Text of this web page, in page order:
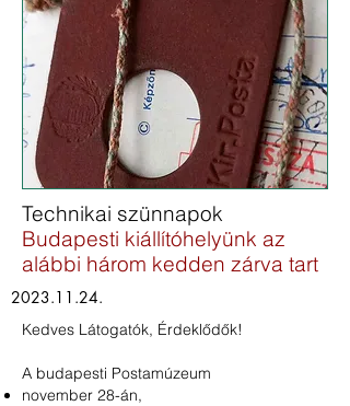
Technikai szünnapok
Budapesti kiállítóhelyünk az
alábbi három kedden zárva tart
2023.11.24.
Kedves Látogatók, Érdeklődők!
A budapesti Postamúzeum
november 28-án,